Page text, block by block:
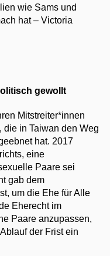
wie Sams und
hat – Victoria
gewollt
Mitstreiter*innen
die in Taiwan den Weg
hat. 2017
eine
Paare sei
gab dem
um die Ehe für Alle
Eherecht im
Paare anzupassen,
der Frist ein